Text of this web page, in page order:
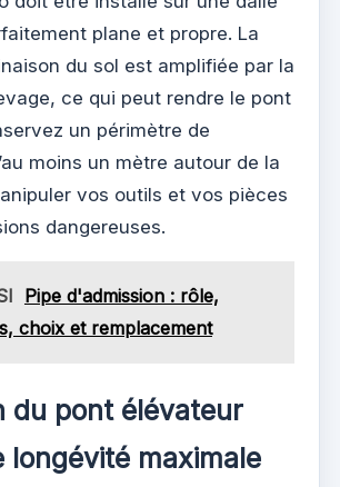
plane et propre. La
du sol est amplifiée par la
ce qui peut rendre le pont
un périmètre de
moins un mètre autour de la
vos outils et vos pièces
dangereuses.
Pipe d'admission : rôle,
choix et remplacement
du pont élévateur
longévité maximale